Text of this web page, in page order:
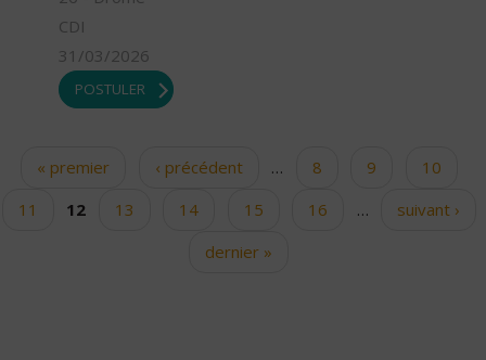
CDI
31/03/2026
POSTULER
Pages« premier ‹ précédent … 8 9
10
11
12 13 14 15 16 …
suivant ›
dernier »